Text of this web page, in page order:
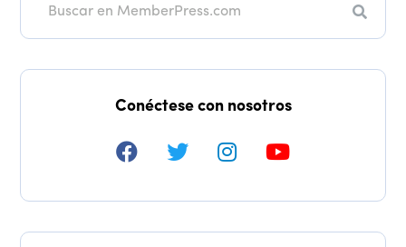
Buscar
Conéctese con nosotros